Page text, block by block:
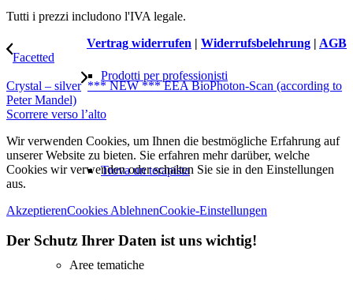
Prodotti per professionisti
Trova un terapista
Aree tematiche
Tutti i prezzi includono l'IVA legale.
Vertrag widerrufen | Widerrufsbelehrung | AGB
Facetted
Crystal – silver *** NEW *** EEA BioPhoton-Scan (according to
Peter Mandel)
Scorrere verso l’alto
Wir verwenden Cookies, um Ihnen die bestmögliche Erfahrung auf
unserer Website zu bieten. Sie erfahren mehr darüber, welche
Cookies wir verwenden oder schalten Sie sie in den Einstellungen
aus.
AkzeptierenCookies AblehnenCookie-Einstellungen
Der Schutz Ihrer Daten ist uns wichtig!